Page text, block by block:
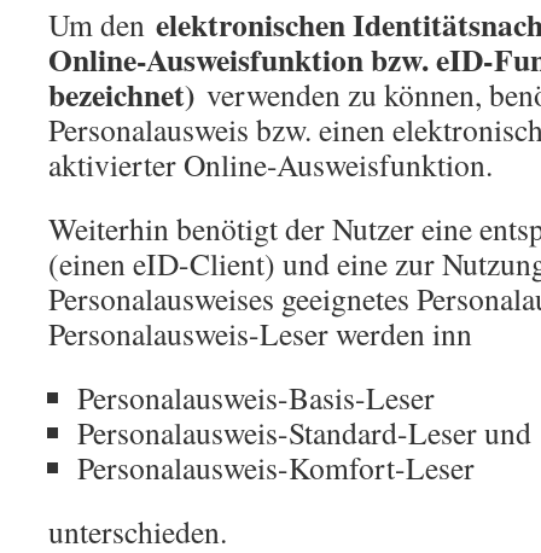
Um den elektronischen
Online-Ausweisfunktion bzw. eID-
bezeichnet) verwenden zu können,
Personalausweis bzw. einen
aktivierter Online-Ausweisfunktion.
Weiterhin benötigt der Nutzer eine
(einen eID-Client) und eine zur
Personalausweises geeignetes
Personalausweis-Leser werden inn
Personalausweis-Basis-Leser
Personalausweis-Standard-Leser und
Personalausweis-Komfort-Leser
unterschieden.